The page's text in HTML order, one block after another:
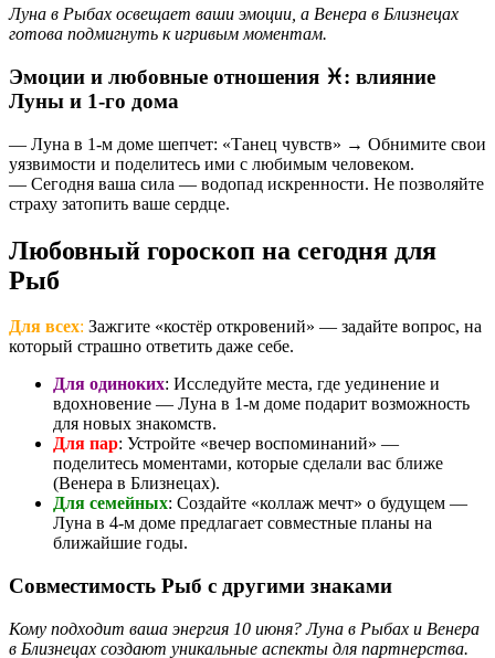
Луна в Рыбах освещает ваши эмоции, а Венера в Близнецах
готова подмигнуть к игривым моментам.
Эмоции и любовные отношения ♓️: влияние
Луны и 1-го дома
— Луна в 1-м доме шепчет: «Танец чувств» → Обнимите свои
уязвимости и поделитесь ими с любимым человеком.
— Сегодня ваша сила — водопад искренности. Не позволяйте
страху затопить ваше сердце.
Любовный гороскоп на сегодня для
Рыб
Для всех: Зажгите «костёр откровений» — задайте вопрос, на
который страшно ответить даже себе.
Для одиноких: Исследуйте места, где уединение и
вдохновение — Луна в 1-м доме подарит возможность
для новых знакомств.
Для пар: Устройте «вечер воспоминаний» —
поделитесь моментами, которые сделали вас ближе
(Венера в Близнецах).
Для семейных: Создайте «коллаж мечт» о будущем —
Луна в 4-м доме предлагает совместные планы на
ближайшие годы.
Совместимость Рыб с другими знаками
Кому подходит ваша энергия 10 июня? Луна в Рыбах и Венера
в Близнецах создают уникальные аспекты для партнерства.